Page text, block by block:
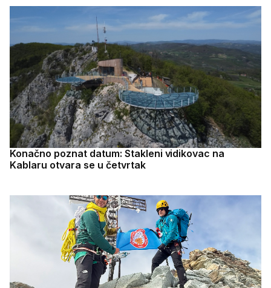
Konačno poznat datum: Stakleni vidikovac na
Kablaru otvara se u četvrtak